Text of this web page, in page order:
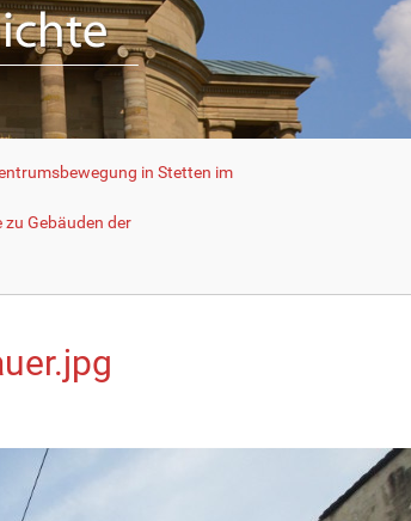
in Stetten im
zu Gebäuden der